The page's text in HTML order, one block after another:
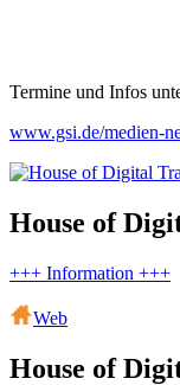
Termine und Infos
www.gsi.de/medien-
House of
+++ Information +++
Web
House of